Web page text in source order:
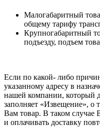
Малогабаритный
общему тарифу
Крупногабаритный
подъезду, подъем
Если по какой- либо
указанному адресу в
нашей компании, который
заполняет «Извещение», о
Вам товар. В таком случае
и оплачивать доставку